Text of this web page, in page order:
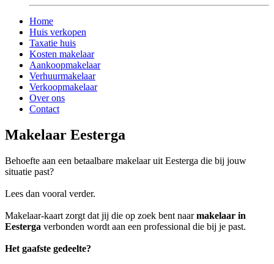
Home
Huis verkopen
Taxatie huis
Kosten makelaar
Aankoopmakelaar
Verhuurmakelaar
Verkoopmakelaar
Over ons
Contact
Makelaar Eesterga
Behoefte aan een betaalbare makelaar uit Eesterga die bij jouw
situatie past?
Lees dan vooral verder.
Makelaar-kaart zorgt dat jij die op zoek bent naarmakelaar in
Eesterga verbonden wordt aan een professional die bij je past.
Het gaafste gedeelte?